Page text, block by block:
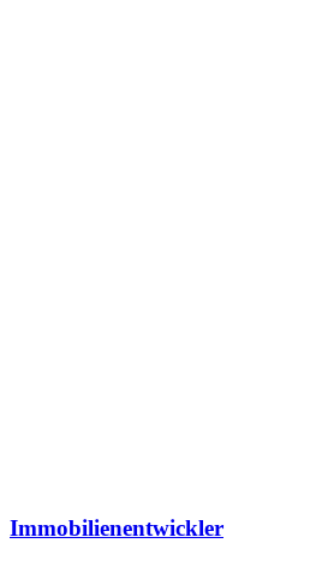
Immobilienentwickler